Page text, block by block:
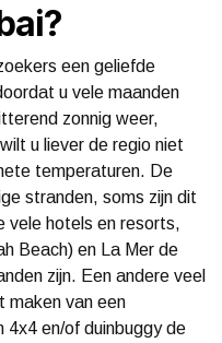
een geliefde
u vele maanden
zonnig weer,
u liever de regio niet
temperaturen. De
stranden, soms zijn dit
vele hotels en resorts,
Beach) en La Mer de
zijn. Een andere veel
maken van een
4x4 en/of duinbuggy de